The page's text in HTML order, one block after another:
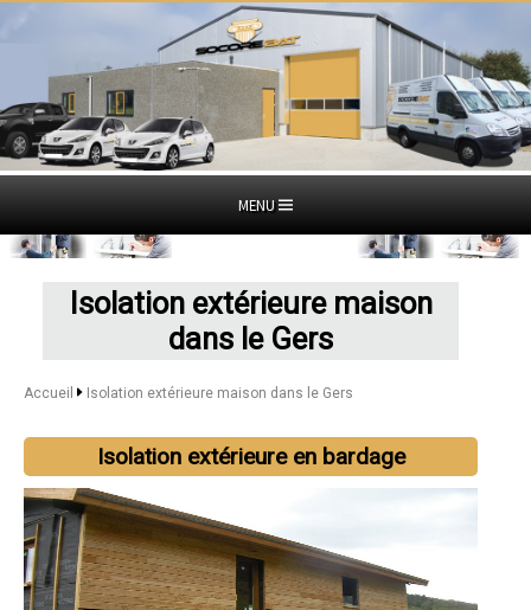
MENU
Isolation extérieure maison
dans le Gers
Accueil Isolation extérieure maison dans le Gers
Isolation extérieure en bardage